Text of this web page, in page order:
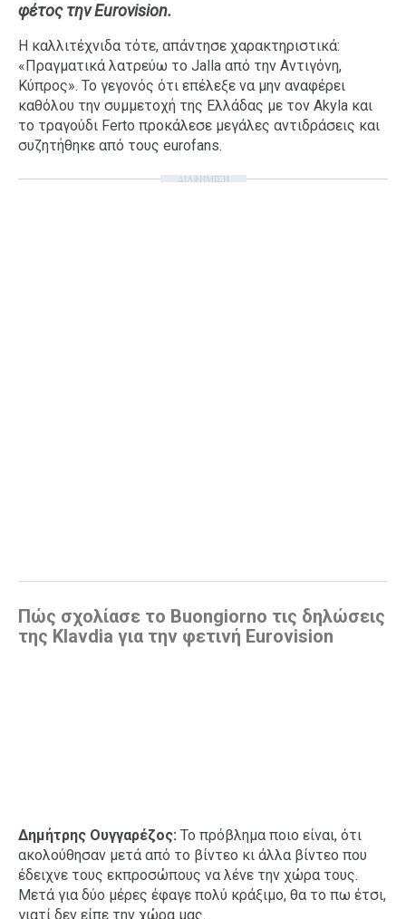
LIFE
Food
Body+Mind
Ταξίδια
Style
Σπίτι
Family
Σχέσεις
φέτος την Eurovision.
Η καλλιτέχνιδα τότε, απάντησε χαρακτηριστικά:
«Πραγματικά λατρεύω το Jalla από την Αντιγόνη,
Κύπρος». To γεγονός ότι επέλεξε να μην αναφέρει
καθόλου την συμμετοχή της Ελλάδας με τον Akyla και
το τραγούδι Ferto προκάλεσε μεγάλες αντιδράσεις και
συζητήθηκε από τους eurofans.
ΔΙΑΦΗΜΙΣΗ
Πώς σχολίασε το Buongiorno τις δηλώσεις
της Klavdia για την φετινή Eurovision
Δημήτρης Ουγγαρέζος: To πρόβλημα ποιο είναι, ότι
ακολούθησαν μετά από το βίντεο κι άλλα βίντεο που
έδειχνε τους εκπροσώπους να λένε την χώρα τους.
Μετά για δύο μέρες έφαγε πολύ κράξιμο, θα το πω έτσι,
γιατί δεν είπε την χώρα μας.